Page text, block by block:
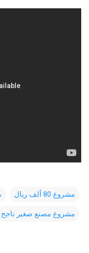
مشروع 80 ألف ريال
مشروع مصنع صغير ناجح